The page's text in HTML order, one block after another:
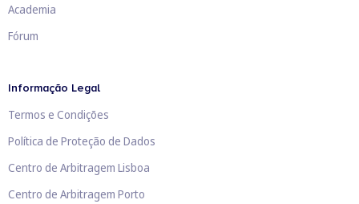
Academia
Fórum
Informação Legal
Termos e Condições
Política de Proteção de Dados
Centro de Arbitragem Lisboa
Centro de Arbitragem Porto